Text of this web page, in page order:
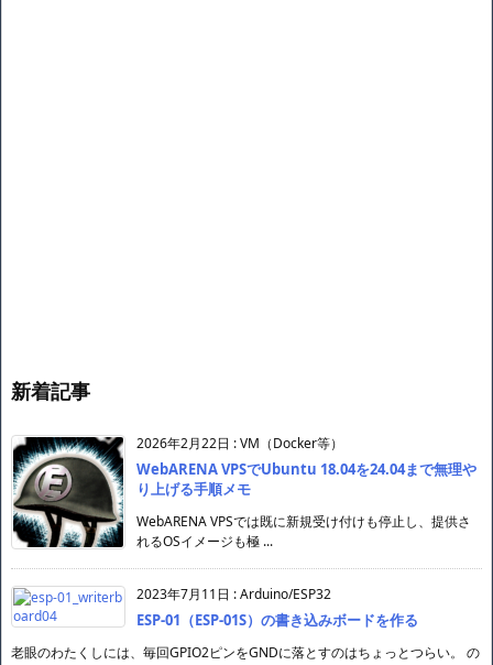
新着記事
2026年2月22日 :VM（Docker等）
WebARENA VPSでUbuntu 18.04を24.04まで無理や
り上げる手順メモ
WebARENA VPSでは既に新規受け付けも停止し、提供さ
れるOSイメージも極 ...
2023年7月11日 :Arduino/ESP32
ESP-01（ESP-01S）の書き込みボードを作る
老眼のわたくしには、毎回GPIO2ピンをGNDに落とすのはちょっとつらい。 の